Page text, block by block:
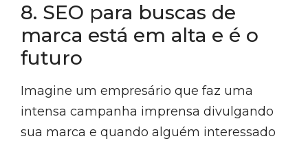
8. SEO para buscas de
marca está em alta e é o
futuro
Imagine um empresário que faz uma
intensa campanha imprensa divulgando
sua marca e quando alguém interessado